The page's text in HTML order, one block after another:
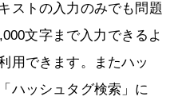
ストの入力のみでも問題
文字まで入力できるよ
用できます。またハッ
ハッシュタグ検索」に